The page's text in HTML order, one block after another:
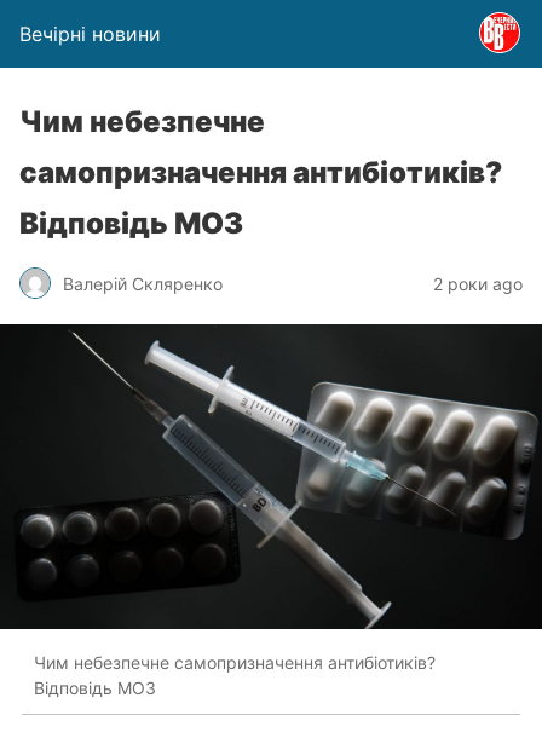
Вечірні новини
Чим небезпечне
самопризначення антибіотиків?
Відповідь МОЗ
Валерій Скляренко 2 роки ago
Чим небезпечне самопризначення антибіотиків?
Відповідь МОЗ